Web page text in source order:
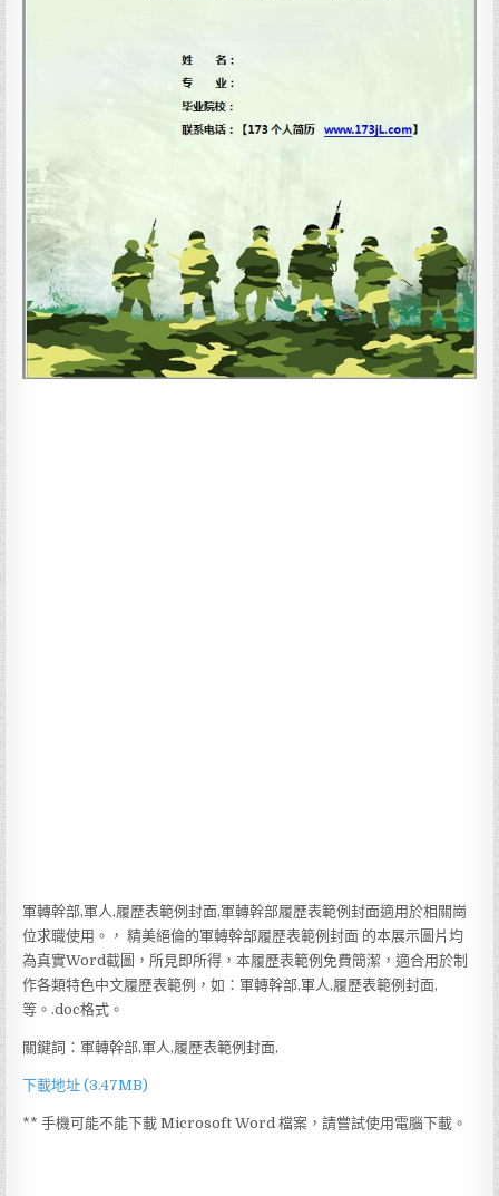
軍轉幹部,軍人,履歷表範例封面,軍轉幹部履歷表範例封面適用於相關崗
位求職使用。， 精美絕倫的軍轉幹部履歷表範例封面 的本展示圖片均
為真實Word截圖，所見即所得，本履歷表範例免費簡潔，適合用於制
作各類特色中文履歷表範例，如：軍轉幹部,軍人,履歷表範例封面,
等。.doc格式。
關鍵詞：軍轉幹部,軍人,履歷表範例封面,
下載地址 (3.47MB)
** 手機可能不能下載 Microsoft Word 檔案，請嘗試使用電腦下載。